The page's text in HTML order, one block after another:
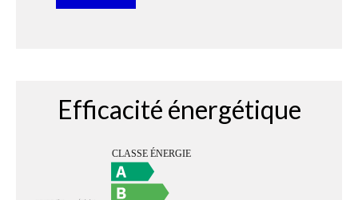
Efficacité énergétique